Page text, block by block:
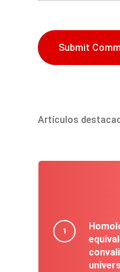
Artículos